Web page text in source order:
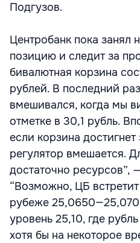
Подгузов.
Центробанк пока занял
позицию и следит за
бивалютная корзина
рублей. В последний
вмешивался, когда мы
отметке в 30,1 рубль.
если корзина достигнет
регулятор вмешается.
достаточно ресурсов”,
“Возможно, ЦБ встретит
рубеже
уровень 25,10, где
хотя бы на некоторое